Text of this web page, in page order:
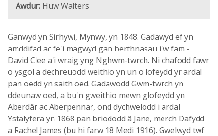
Awdur: Huw Walters
Ganwyd yn Sirhywi, Mynwy, yn 1848. Gadawyd ef yn
amddifad ac fe'i magwyd gan berthnasau i'w fam -
David Clee a'i wraig yng Nghwm-twrch. Ni chafodd fawr
o ysgol a dechreuodd weithio yn un o lofeydd yr ardal
pan oedd yn saith oed. Gadawodd Gwm-twrch yn
ddeunaw oed, a bu'n gweithio mewn glofeydd yn
Aberdâr ac Aberpennar, ond dychwelodd i ardal
Ystalyfera yn 1868 pan briododd â Jane, merch Dafydd
a Rachel James (bu hi farw 18 Medi 1916). Gwelwyd twf